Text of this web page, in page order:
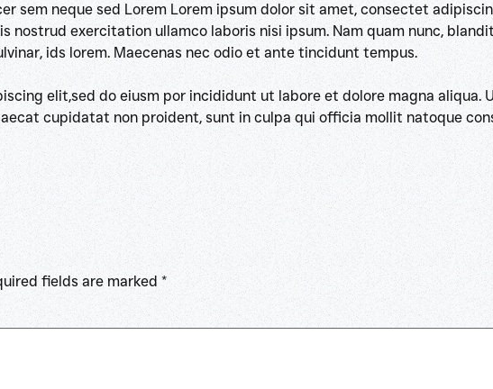
sem neque sed Lorem Lorem ipsum dolor sit amet, consectet
nostrud exercitation ullamco laboris nisi ipsum. Nam quam nunc,
ids lorem. Maecenas nec odio et ante tincidunt tempus.
elit,sed do eiusm por incididunt ut labore et dolore magna aliqua.
cupidatat non proident, sunt in culpa qui officia mollit natoque
fields are marked *